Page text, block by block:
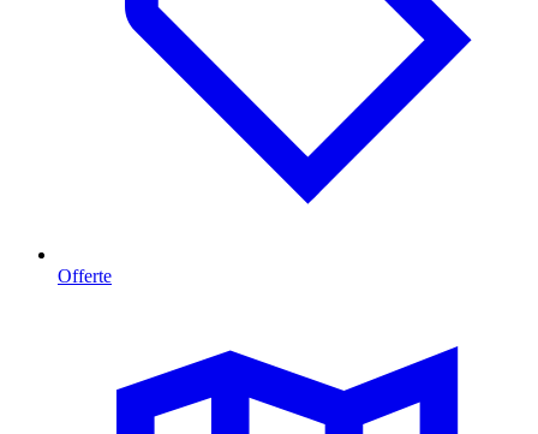
Offerte